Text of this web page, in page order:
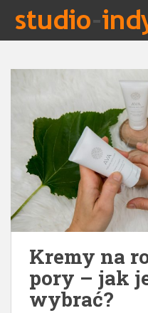
i
Kremy na
pory – jak
wybrać?